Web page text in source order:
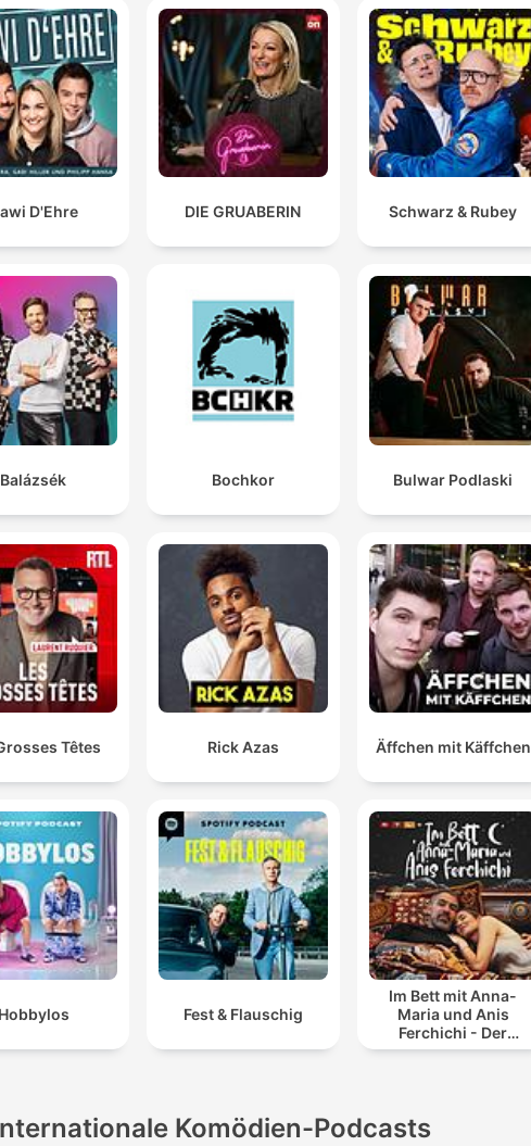
D'Ehre DIE GRUABERIN Schwarz & Rubey
Balázsék Bochkor Bulwar Podlaski
Têtes Rick Azas Äffchen mit Käffchen
Fest & Flauschig
Im Bett mit Anna-
Maria und Anis
Ferchichi - Der
Bushido Podcast
Komödien-Podcasts